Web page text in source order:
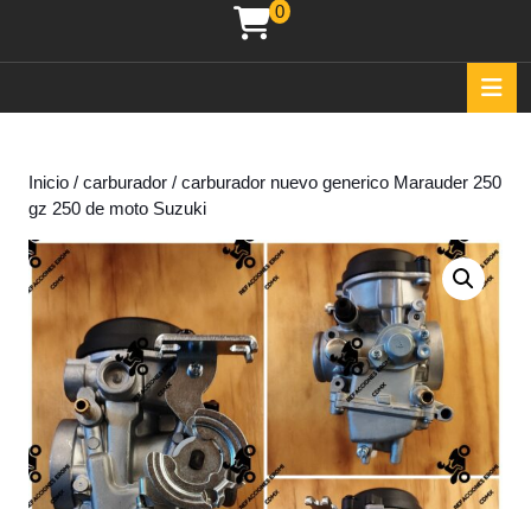
shopping
cart
0
Inicio / carburador / carburador nuevo generico Marauder 250
gz 250 de moto Suzuki